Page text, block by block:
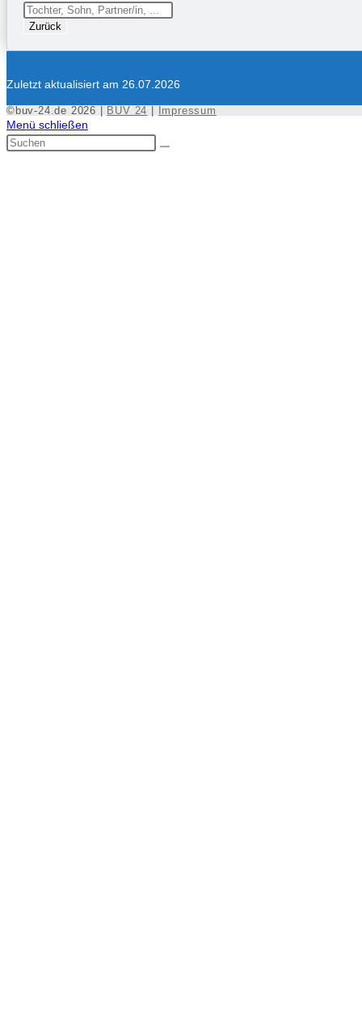
Zurück
Zuletzt aktualisiert am 26.07.2026
©buv-24.de 2026 | BUV 24 Impressum
Menü schließen